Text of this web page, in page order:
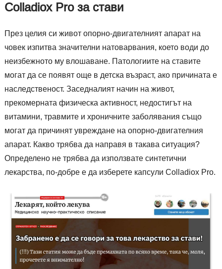
Colladiox Pro за стави
През целия си живот опорно-двигателният апарат на
човек изпитва значителни натоварвания, което води до
неизбежното му влошаване. Патологиите на ставите
могат да се появят още в детска възраст, ако причината е
наследственост. Заседналият начин на живот,
прекомерната физическа активност, недостигът на
витамини, травмите и хроничните заболявания също
могат да причинят увреждане на опорно-двигателния
апарат. Какво трябва да направя в такава ситуация?
Определено не трябва да използвате синтетични
лекарства, по-добре е да изберете капсули Colladiox Pro.